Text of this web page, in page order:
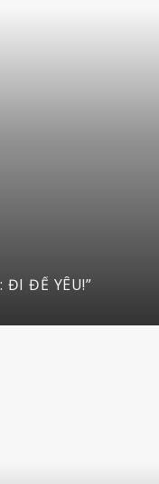
“VIỆT NAM: ĐI ĐỂ YÊU!”